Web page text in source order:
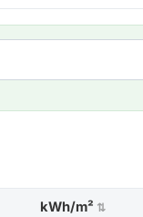
kWh/m² ⇅